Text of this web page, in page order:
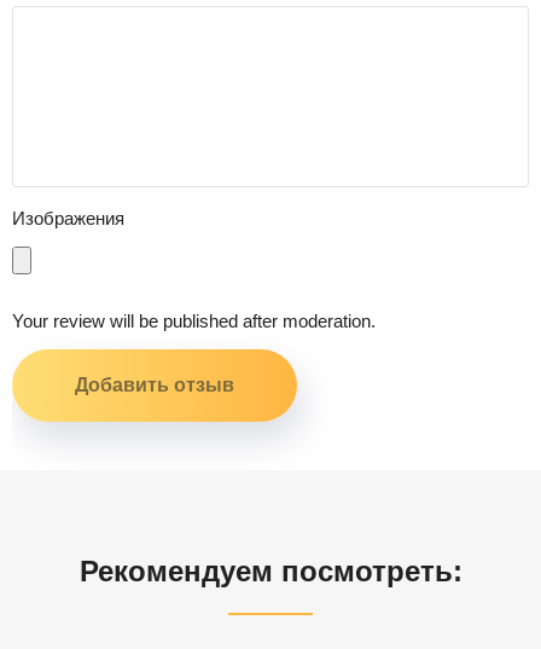
Изображения
Your review will be published after moderation.
Рекомендуем посмотреть: